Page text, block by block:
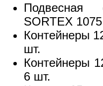
Подвесная
SORTEX 1075
Контейнеры
шт.
Контейнеры
6 шт.